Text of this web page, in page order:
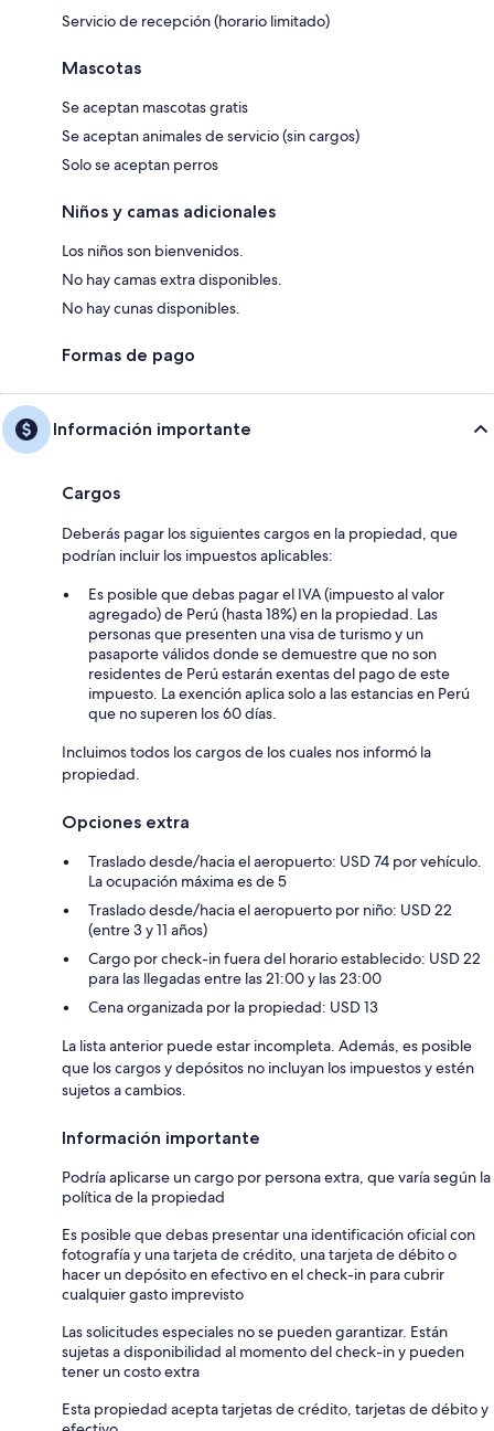
Servicio de recepción (horario limitado)
Mascotas
Se aceptan mascotas gratis
Se aceptan animales de servicio (sin cargos)
Solo se aceptan perros
Niños y camas adicionales
Los niños son bienvenidos.
No hay camas extra disponibles.
No hay cunas disponibles.
Formas de pago
Información importante
Cargos
Deberás pagar los siguientes cargos en la propiedad, que
podrían incluir los impuestos aplicables:
Es posible que debas pagar el IVA (impuesto al valor
agregado) de Perú (hasta 18%) en la propiedad. Las
personas que presenten una visa de turismo y un
pasaporte válidos donde se demuestre que no son
residentes de Perú estarán exentas del pago de este
impuesto. La exención aplica solo a las estancias en Perú
que no superen los 60 días.
Incluimos todos los cargos de los cuales nos informó la
propiedad.
Opciones extra
Traslado desde/hacia el aeropuerto: USD 74 por vehículo.
La ocupación máxima es de 5
Traslado desde/hacia el aeropuerto por niño: USD 22
(entre 3 y 11 años)
Cargo por check-in fuera del horario establecido: USD 22
para las llegadas entre las 21:00 y las 23:00
Cena organizada por la propiedad: USD 13
La lista anterior puede estar incompleta. Además, es posible
que los cargos y depósitos no incluyan los impuestos y estén
sujetos a cambios.
Información importante
Podría aplicarse un cargo por persona extra, que varía según la
política de la propiedad
Es posible que debas presentar una identificación oficial con
fotografía y una tarjeta de crédito, una tarjeta de débito o
hacer un depósito en efectivo en el check-in para cubrir
cualquier gasto imprevisto
Las solicitudes especiales no se pueden garantizar. Están
sujetas a disponibilidad al momento del check-in y pueden
tener un costo extra
Esta propiedad acepta tarjetas de crédito, tarjetas de débito y